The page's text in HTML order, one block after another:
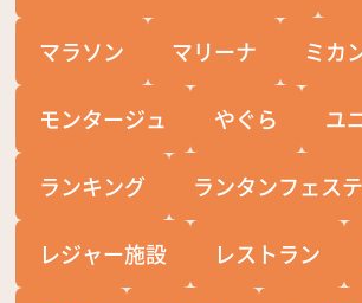
マラソン マリーナ ミカ
モンタージュ やぐら ユ
ランキング ランタンフェス
レジャー施設 レストラン